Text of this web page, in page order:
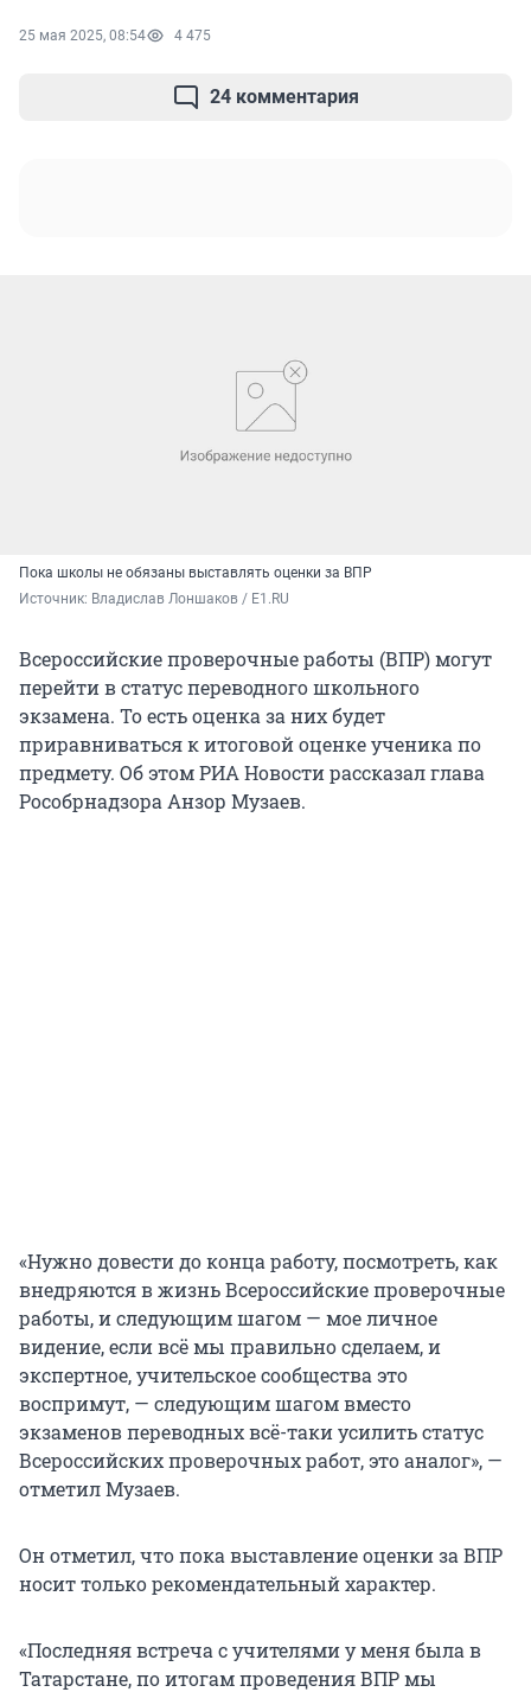
25 мая 2025, 08:54 4 475
24 комментария
Пока школы не обязаны выставлять оценки за ВПР
Источник: Владислав Лоншаков / E1.RU
Всероссийские проверочные работы (ВПР) могут
перейти в статус переводного школьного
экзамена. То есть оценка за них будет
приравниваться к итоговой оценке ученика по
предмету. Об этом РИА Новости рассказал глава
Рособрнадзора Анзор Музаев.
«Нужно довести до конца работу, посмотреть, как
внедряются в жизнь Всероссийские проверочные
работы, и следующим шагом — мое личное
видение, если всё мы правильно сделаем, и
экспертное, учительское сообщества это
воспримут, — следующим шагом вместо
экзаменов переводных всё-таки усилить статус
Всероссийских проверочных работ, это аналог», —
отметил Музаев.
Он отметил, что пока выставление оценки за ВПР
носит только рекомендательный характер.
«Последняя встреча с учителями у меня была в
Татарстане, по итогам проведения ВПР мы